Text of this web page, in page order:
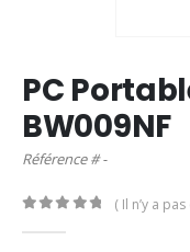
PC
BW009NF
Référence # -
( Il n’y a